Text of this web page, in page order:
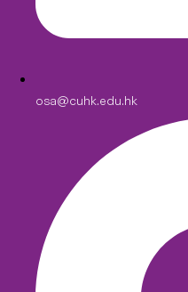
osa@cuhk.edu.hk